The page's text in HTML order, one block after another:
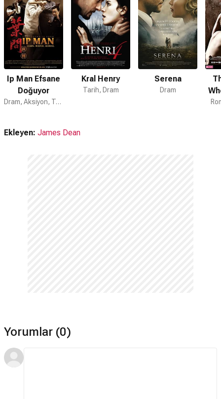
Ip Man Efsane
Doğuyor
Dram, Aksiyon, Tarih
Kral Henry
Tarih, Dram
Serena
Dram
Ekleyen: James Dean
Yorumlar (0)